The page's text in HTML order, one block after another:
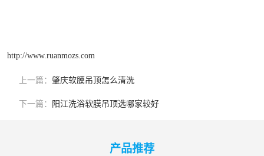
http://www.ruanmozs.com
上一篇： 肇庆软膜吊顶怎么清洗
下一篇： 阳江洗浴软膜吊顶选哪家较好
产品推荐